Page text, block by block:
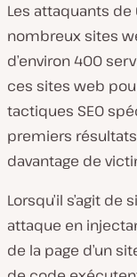
Les attaquants de
nombreux sites
d’environ 400
ces sites web
tactiques SEO
premiers
davantage de
Lorsqu’il s’agit
attaque en
de la page d’un